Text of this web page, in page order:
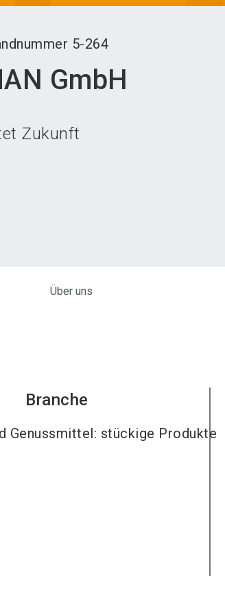
5-264
GmbH
Zukunft
Über uns
Branche
Genussmittel: stückige Produkte